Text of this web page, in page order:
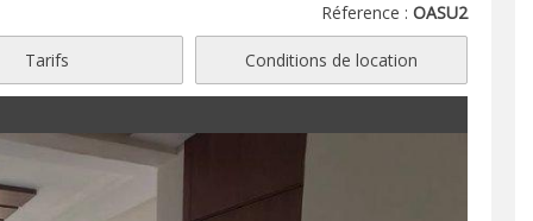
Réference :OASU2
Tarifs Conditions de location